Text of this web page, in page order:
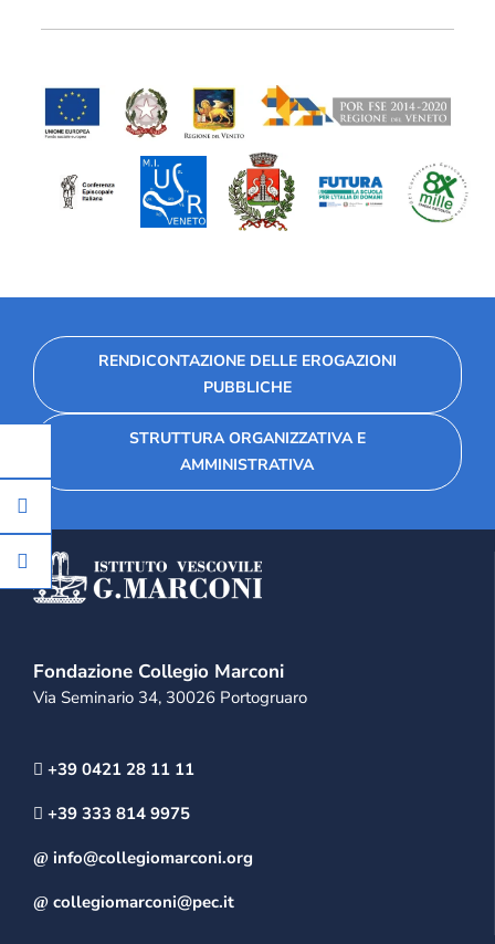
RENDICONTAZIONE DELLE EROGAZIONI
PUBBLICHE
STRUTTURA ORGANIZZATIVA E
AMMINISTRATIVA
Fondazione Collegio Marconi
Via Seminario 34, 30026 Portogruaro
+39 0421 28 11 11
+39 333 814 9975
info@collegiomarconi.org
collegiomarconi@pec.it